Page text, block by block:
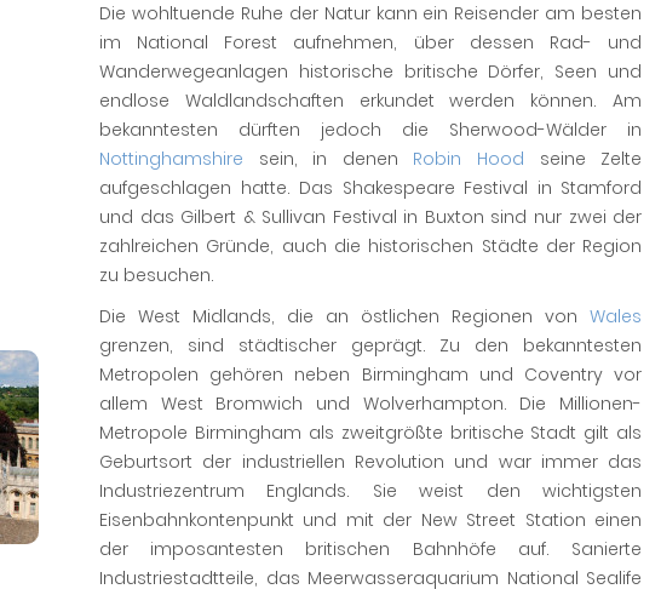
Die wohltuende Ruhe der Natur kann ein Reisender am besten
im National Forest aufnehmen, über dessen Rad- und
Wanderwegeanlagen historische britische Dörfer, Seen und
endlose Waldlandschaften erkundet werden können. Am
bekanntesten dürften jedoch die Sherwood-Wälder in
Nottinghamshire sein, in denen Robin Hood seine Zelte
aufgeschlagen hatte. Das Shakespeare Festival in Stamford
und das Gilbert & Sullivan Festival in Buxton sind nur zwei der
zahlreichen Gründe, auch die historischen Städte der Region
zu besuchen.
Die West Midlands, die an östlichen Regionen vonWales
grenzen, sind städtischer geprägt. Zu den bekanntesten
Metropolen gehören neben Birmingham und Coventry vor
allem West Bromwich und Wolverhampton. Die Millionen-
Metropole Birmingham als zweitgrößte britische Stadt gilt als
Geburtsort der industriellen Revolution und war immer das
Industriezentrum Englands. Sie weist den wichtigsten
Eisenbahnkontenpunkt und mit der New Street Station einen
der imposantesten britischen Bahnhöfe auf. Sanierte
Industriestadtteile, das Meerwasseraquarium National Sealife